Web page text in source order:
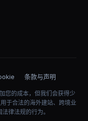
条款与声明
您的成本，但我们会获得少
于合法的海外建站、跨境业
律法规的行为。